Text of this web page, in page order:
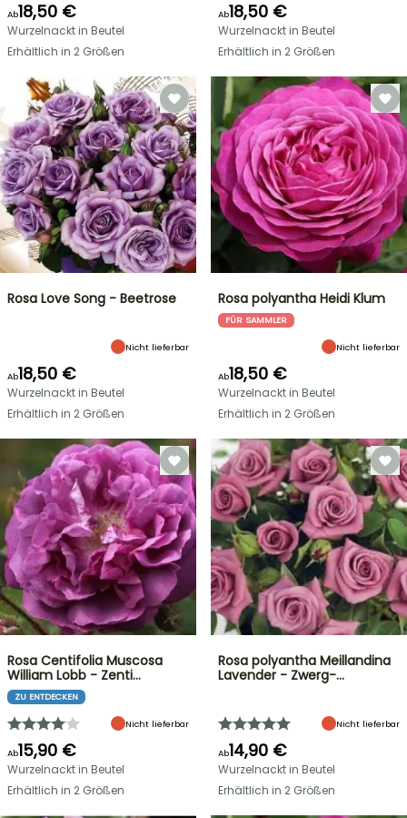
Ab18,50 €
Wurzelnackt in Beutel
Erhältlich in 2 Größen
Ab18,50 €
Wurzelnackt in Beutel
Erhältlich in 2 Größen
Rosa Love Song - Beetrose
Nicht lieferbar
Ab18,50 €
Wurzelnackt in Beutel
Erhältlich in 2 Größen
Rosa polyantha Heidi Klum
FÜR SAMMLER
Nicht lieferbar
Ab18,50 €
Wurzelnackt in Beutel
Erhältlich in 2 Größen
Rosa Centifolia Muscosa
William Lobb - Zenti…
ZU ENTDECKEN
Nicht lieferbar
Ab15,90 €
Wurzelnackt in Beutel
Erhältlich in 2 Größen
Rosa polyantha Meillandina
Lavender - Zwerg-…
Nicht lieferbar
Ab14,90 €
Wurzelnackt in Beutel
Erhältlich in 2 Größen